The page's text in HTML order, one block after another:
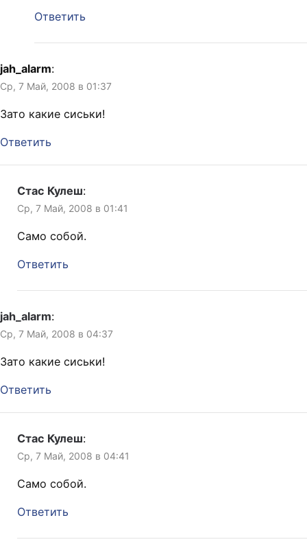
Ответить
jah_alarm:
Ср, 7 Май, 2008 в 01:37
Зато какие сиськи!
Ответить
Стас Кулеш:
Ср, 7 Май, 2008 в 01:41
Само собой.
Ответить
jah_alarm:
Ср, 7 Май, 2008 в 04:37
Зато какие сиськи!
Ответить
Стас Кулеш:
Ср, 7 Май, 2008 в 04:41
Само собой.
Ответить